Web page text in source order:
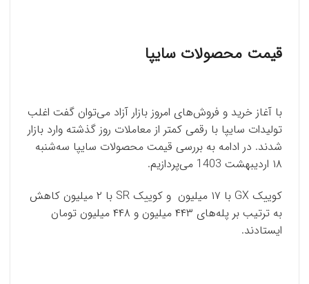
قیمت محصولات سایپا
با آغاز خرید و فروش‌های امروز بازار آزاد می‌توان گفت اغلب
تولیدات سایپا با رقمی کمتر از معاملات روز گذشته وارد بازار
شدند. در ادامه به بررسی قیمت محصولات سایپا سه‌شنبه
۱۸ اردیبهشت 1403 می‌پردازیم.
کوییک GX با ۱۷ میلیون و کوییک SR با ۲ میلیون کاهش
به ترتیب بر پله‌های ۴۴۳ میلیون و ۴۴۸ میلیون تومان
ایستادند.